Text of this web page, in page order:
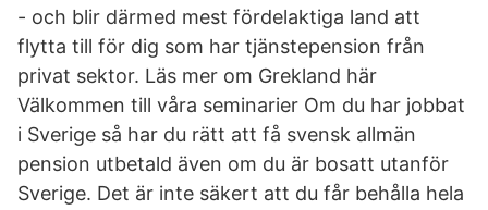
- och blir därmed mest fördelaktiga land att
flytta till för dig som har tjänstepension från
privat sektor. Läs mer om Grekland här
Välkommen till våra seminarier Om du har jobbat
i Sverige så har du rätt att få svensk allmän
pension utbetald även om du är bosatt utanför
Sverige. Det är inte säkert att du får behålla hela